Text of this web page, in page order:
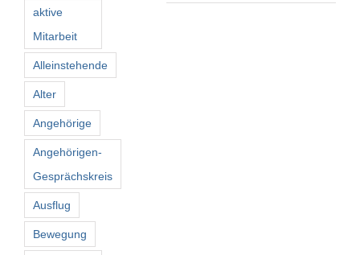
aktive
Mitarbeit
Alleinstehende
Alter
Angehörige
Angehörigen-
Gesprächskreis
Ausflug
Bewegung